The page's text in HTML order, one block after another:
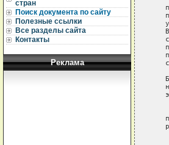
стран
Поиск документа по сайту
Полезные ссылки
Все разделы сайта
Контакты
Реклама